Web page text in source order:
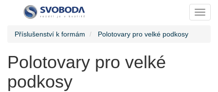
Příslušenství k formám Polotovary pro velké podkosy
Polotovary pro velké
podkosy